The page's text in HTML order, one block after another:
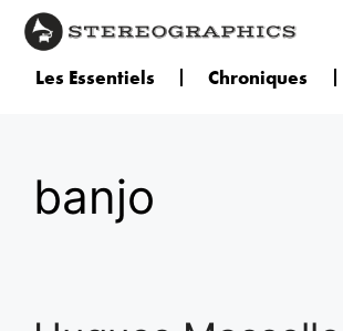
Les Essentiels Chroniques
banjo